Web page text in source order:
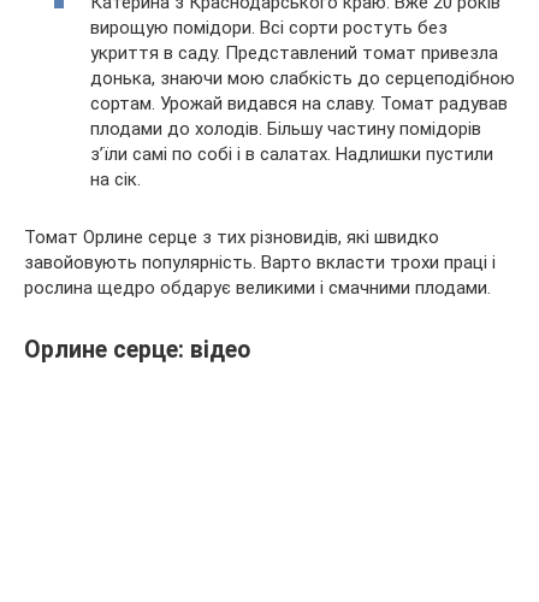
вирощую помідори. Всі сорти ростуть без
укриття в саду. Представлений томат привезла
донька, знаючи мою слабкість до серцеподібною
сортам. Урожай видався на славу. Томат радував
плодами до холодів. Більшу частину помідорів
з’їли самі по собі і в салатах. Надлишки пустили
на сік.
Томат Орлине серце з тих різновидів, які швидко
завойовують популярність. Варто вкласти трохи праці і
рослина щедро обдарує великими і смачними плодами.
Орлине серце: відео